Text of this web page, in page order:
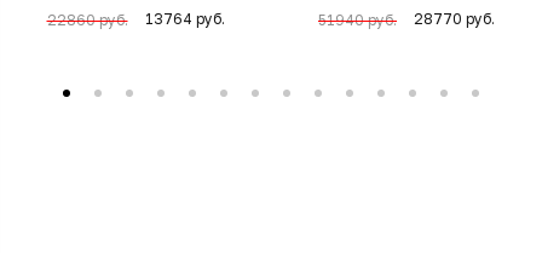
22860 руб. 13764 руб. 51940 руб. 28770 руб.